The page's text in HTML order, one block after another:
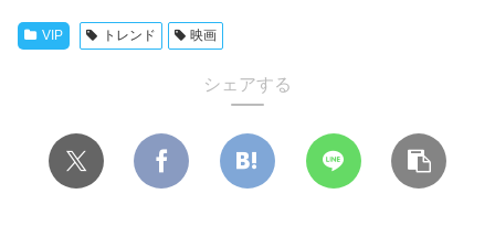
VIP トレンド 映画
シェアする